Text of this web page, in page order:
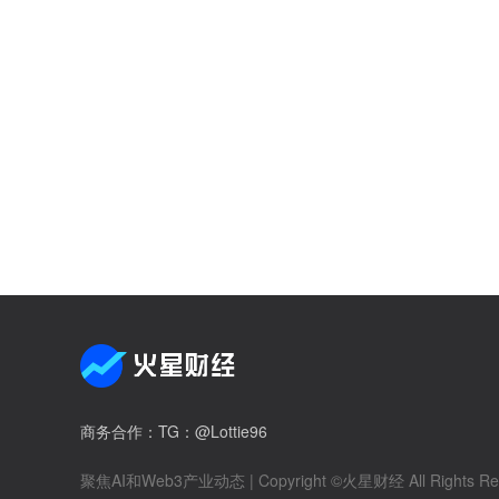
商务合作 ：TG：@Lottie96
聚焦AI和Web3产业动态 | Copyright ©火星财经 All Rights